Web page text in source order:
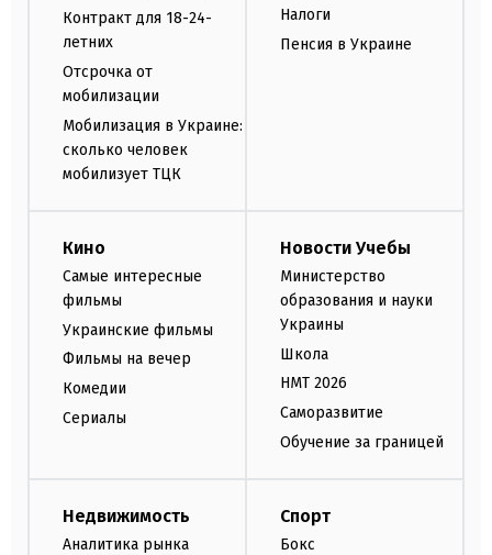
Контракт для 18-24-
летних
Отсрочка от
мобилизации
Мобилизация в Украине:
сколько человек
мобилизует ТЦК
Налоги
Пенсия в Украине
Кино
Самые интересные
фильмы
Украинские фильмы
Фильмы на вечер
Комедии
Сериалы
Новости Учебы
Министерство
образования и науки
Украины
Школа
НМТ 2026
Саморазвитие
Обучение за границей
Недвижимость
Аналитика рынка
Спорт
Бокс